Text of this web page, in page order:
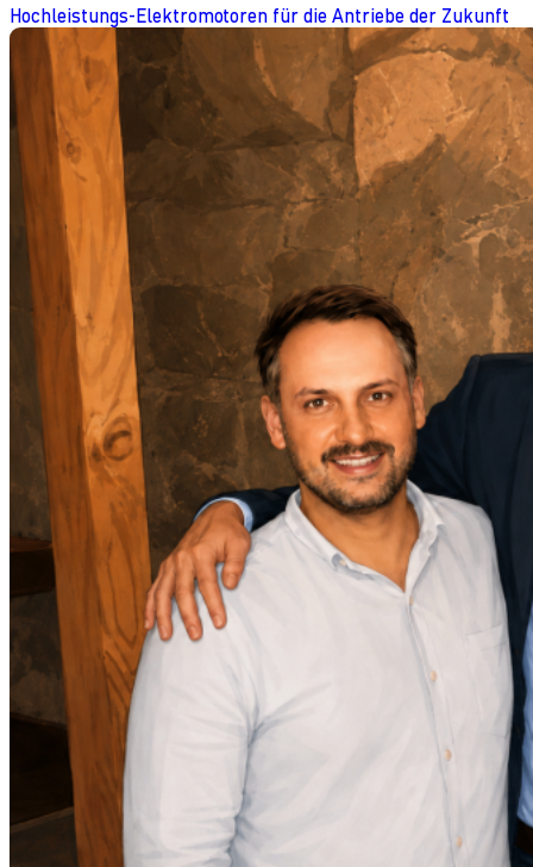
Hochleistungs-Elektromotoren für die Antriebe der Zukunft